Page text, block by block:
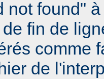
not found"
fin de
comme
de